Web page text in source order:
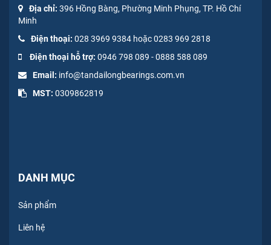
Địa chỉ: 396 Hồng Bàng, Phường Minh Phụng, TP. Hồ Chí
Minh
Điện thoại: 028 3969 9384 hoặc 0283 969 2818
Điện thoại hỗ trợ: 0946 798 089 -0888 588 089
Email: info@tandailongbearings.com.vn
MST: 0309862819
DANH MỤC
Sản phẩm
Liên hệ